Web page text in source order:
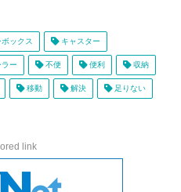
ックス キャスター
ー 不便 便利 収納
移動 解決 足りない
link